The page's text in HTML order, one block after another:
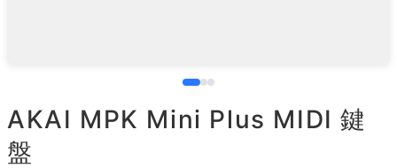
AKAI MPK Mini Plus MIDI 鍵
盤